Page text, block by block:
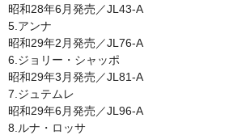
昭和28年6月発売／JL43-A
5.アンナ
昭和29年2月発売／JL76-A
6.ジョリー・シャッポ
昭和29年3月発売／JL81-A
7.ジュテムレ
昭和29年6月発売／JL96-A
8.ルナ・ロッサ